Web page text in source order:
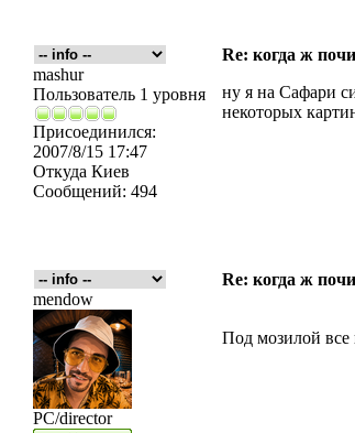
Re: когда ж
mashur
Пользователь 1 уровня
Присоединился:
2007/8/15 17:47
Откуда Киев
Сообщений: 494
ну я на Сафари
некоторых
Re: когда ж
mendow
PC/director
Под мозилой все